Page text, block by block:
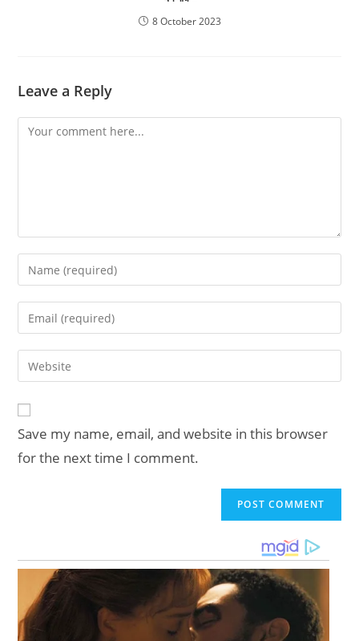
8 October 2023
Leave a Reply
Comment
Enter
your
name
comment
Enter
your
email
address
Enter
your
URL
(optional)
Save my name, email, and website in this browser
for the next time I comment.